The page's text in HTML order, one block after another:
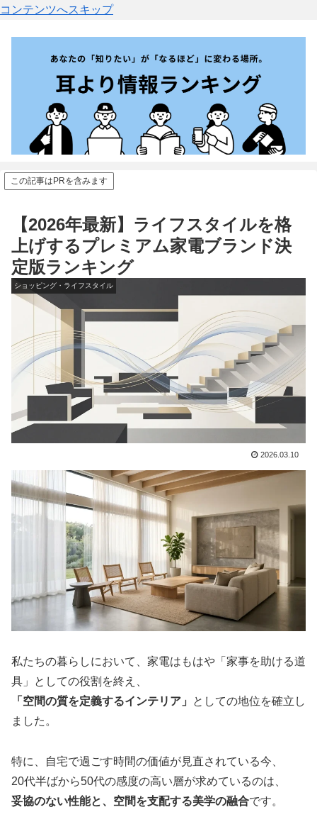
コンテンツへスキップ
この記事はPRを含みます
【2026年最新】ライフスタイルを格
上げするプレミアム家電ブランド決
定版ランキング
ショッピング・ライフスタイル
2026.03.10
私たちの暮らしにおいて、家電はもはや「家事を助ける道
具」としての役割を終え、
「空間の質を定義するインテリア」
としての地位を確立し
ました。
特に、自宅で過ごす時間の価値が見直されている今、
20代半ばから50代の感度の高い層が求めているのは、
妥協のない性能と、空間を支配する美学の融合です。